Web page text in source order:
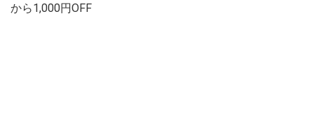
から1,000円OFF